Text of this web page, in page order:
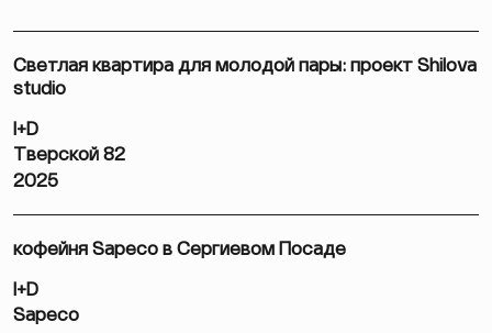
Светлая квартира для молодой пары: проект Shilova
studio
I+D
Тверской 82
2025
кофейня Sapeco в Сергиевом Посаде
I+D
Sapeco